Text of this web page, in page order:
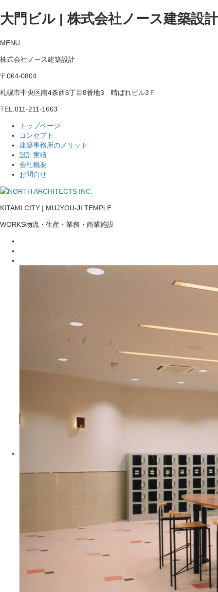
大門ビル | 株式会社ノース建築設計
MENU
株式会社ノース建築設計
〒064-0804
札幌市中央区南4条西6丁目8番地3 晴ばれビル3Ｆ
TEL. 011-211-1663
トップページ
コンセプト
建築事務所のメリット
設計実績
会社概要
お問合せ
KITAMI CITY | MUJYOU-JI TEMPLE
WORKS物流・生産・業務・商業施設